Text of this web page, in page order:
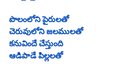
పొలంలోని పైరులతో
చెరువులోని జలములతో
కనువిందే చేస్తుంది
ఆడిపాడే పిల్లలతో